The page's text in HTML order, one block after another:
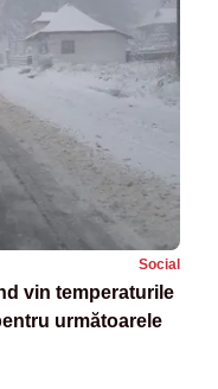
Social
vin temperaturile
următoarele